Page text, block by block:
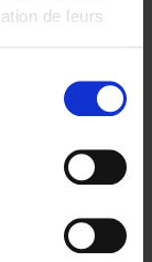
de leurs
like a PRO -
edition (EN)